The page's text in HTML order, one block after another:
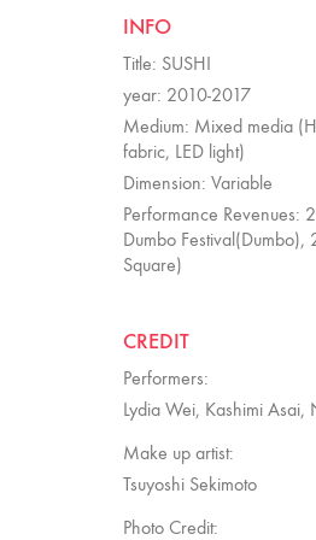
INFO
Title: SUSHI
year: 2010-2017
Medium: Mixed media
fabric, LED light)
Dimension: Variable
Performance Revenues:
Dumbo Festival(Dumbo),
Square)
CREDIT
Performers:
Lydia Wei, Kashimi Asai,
Make up artist:
Tsuyoshi Sekimoto
Photo Credit: